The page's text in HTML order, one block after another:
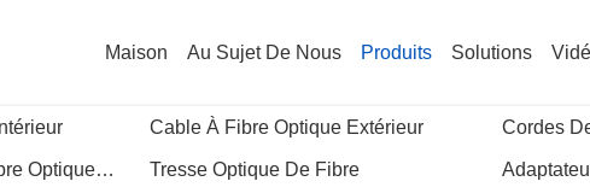
Maison Au Sujet De Nous Produits
Cable À Fibre Optique Extérieur Cordes
Cordon De Patch En Fibre Optique Blindé Tresse Optique De Fibre
Solutions